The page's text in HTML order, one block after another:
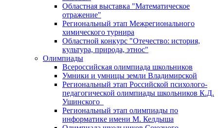
Областная выставка "Математическое
отражение"
Региональный этап Межрегионального
химического турнира
Областной конкурс "Отечество: история,
культура, природа, этнос"
Олимпиады
Всероссийская олимпиада школьников
Умники и умницы земли Владимирской
Региональный этап Российской психолого-
педагогической олимпиады школьников К.Д.
Ушинского
Региональный этап олимпиады по
информатике имени М. Келдыша